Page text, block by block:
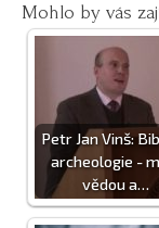
Mohlo by vás
Petr Jan Vinš:
archeologie -
vědou a…